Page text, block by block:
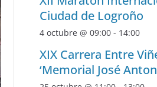
Ciudad de Logroño
4 octubre @ 09:00 - 14:00
XIX Carrera Entre
‘Memorial José